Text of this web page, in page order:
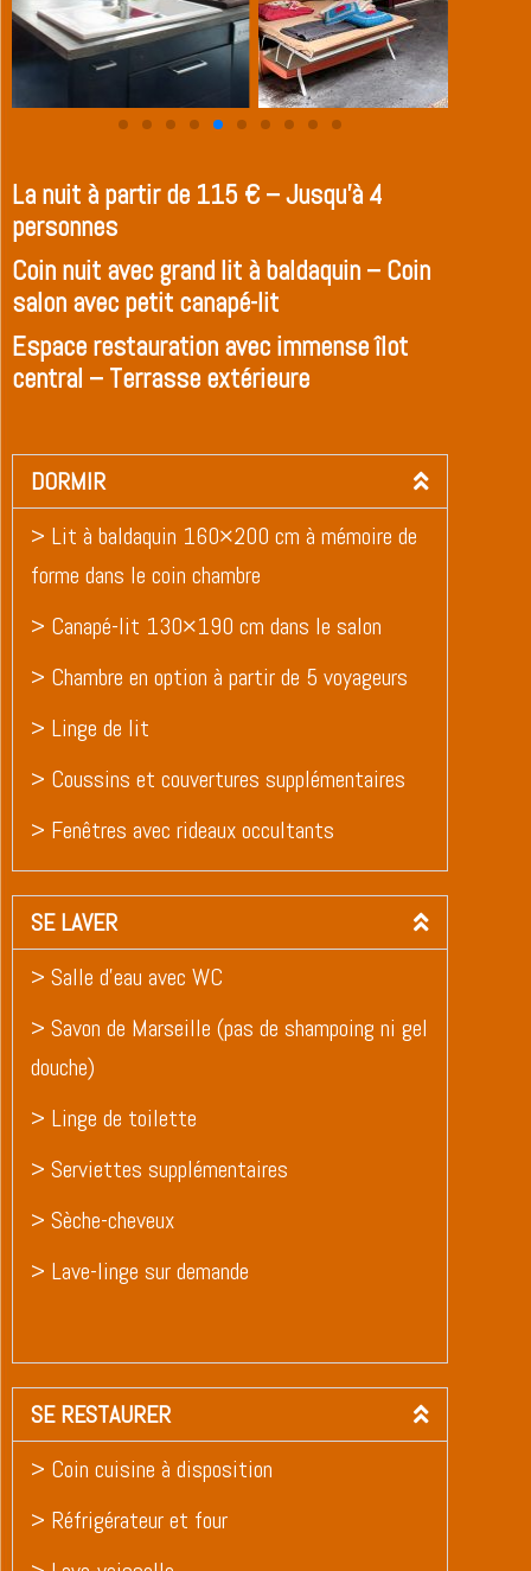
La nuit à partir de 115 € – Jusqu’à 4
personnes
Coin nuit avec grand lit à baldaquin – Coin
salon avec petit canapé-lit
Espace restauration avec immense îlot
central – Terrasse extérieure
DORMIR
> Lit à baldaquin 160×200 cm à mémoire de
forme dans le coin chambre
> Canapé-lit 130×190 cm dans le salon
> Chambre en option à partir de 5 voyageurs
> Linge de lit
> Coussins et couvertures supplémentaires
> Fenêtres avec rideaux occultants
SE LAVER
> Salle d’eau avec WC
> Savon de Marseille (pas de shampoing ni gel
douche)
> Linge de toilette
> Serviettes supplémentaires
> Sèche-cheveux
> Lave-linge sur demande
SE RESTAURER
> Coin cuisine à disposition
> Réfrigérateur et four